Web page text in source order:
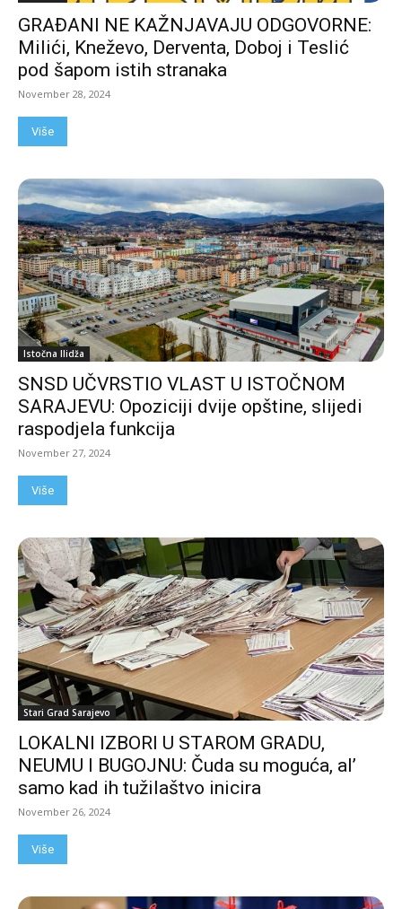
GRAĐANI NE KAŽNJAVAJU ODGOVORNE:
Milići, Kneževo, Derventa, Doboj i Teslić
pod šapom istih stranaka
November 28, 2024
Više
Istočna Ilidža
SNSD UČVRSTIO VLAST U ISTOČNOM
SARAJEVU: Opoziciji dvije opštine, slijedi
raspodjela funkcija
November 27, 2024
Više
Stari Grad Sarajevo
LOKALNI IZBORI U STAROM GRADU,
NEUMU I BUGOJNU: Čuda su moguća, al’
samo kad ih tužilaštvo inicira
November 26, 2024
Više